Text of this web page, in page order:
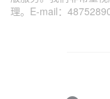
理。E-mail：